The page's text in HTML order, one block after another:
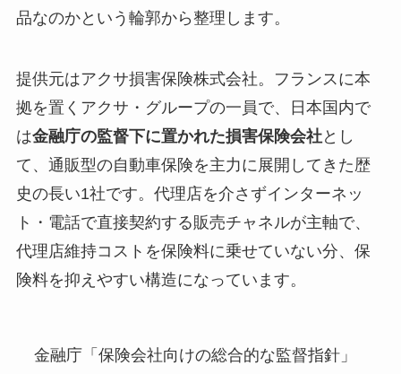
品なのかという輪郭から整理します。
提供元はアクサ損害保険株式会社。フランスに本
拠を置くアクサ・グループの一員で、日本国内で
は金融庁の監督下に置かれた損害保険会社とし
て、通販型の自動車保険を主力に展開してきた歴
史の長い1社です。代理店を介さずインターネッ
ト・電話で直接契約する販売チャネルが主軸で、
代理店維持コストを保険料に乗せていない分、保
険料を抑えやすい構造になっています。
金融庁「保険会社向けの総合的な監督指針」